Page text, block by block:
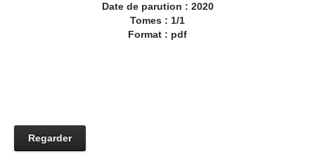
Date de parution : 2020
Tomes : 1/1
Format : pdf
Regarder